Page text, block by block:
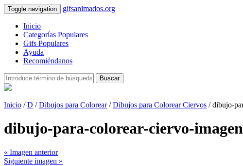
Toggle navigation gifsanimados.org
Inicio
Categorías Populares
Gifs Populares
Ayuda
Recomiéndanos
Buscar
Inicio /D /Dibujos para Colorear/Dibujos para Colorear Ciervos / dibujo-
dibujo-para-colorear-ciervo-
« Imagen anterior
Siguiente imagen »